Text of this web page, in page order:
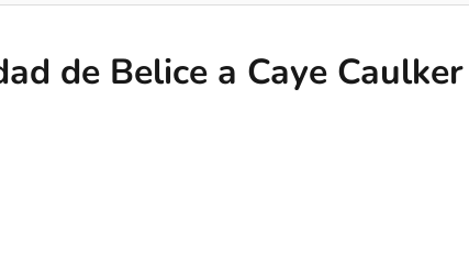
de Belice a Caye Caulker